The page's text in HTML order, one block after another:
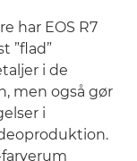
har EOS R7
”flad”
i de
men også gør
i